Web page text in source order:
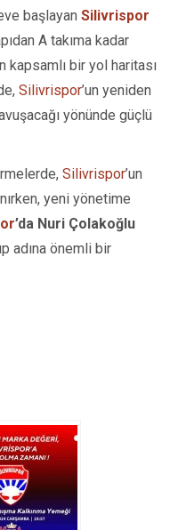
başlayan Silivrispor
A takıma kadar
kapsamlı bir yol haritası
Silivrispor’un yeniden
yönünde güçlü
Silivrispor’un
yeni yönetime
’da Nuri Çolakoğlu
adına önemli bir